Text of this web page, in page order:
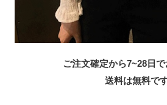
ご注文確定から7~28日
送料は無料で